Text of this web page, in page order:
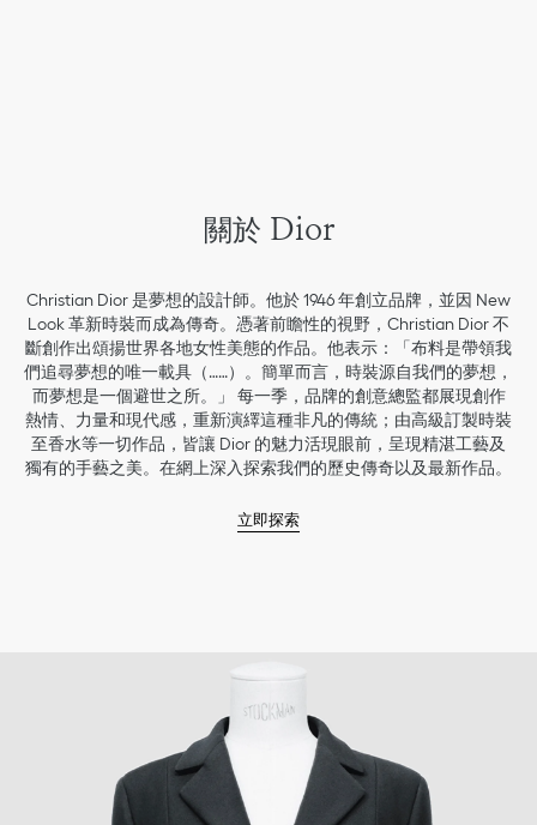
關於 Dior
Christian Dior 是夢想的設計師。他於 1946 年創立品牌，並因 New
Look 革新時裝而成為傳奇。憑著前瞻性的視野，Christian Dior 不
斷創作出頌揚世界各地女性美態的作品。他表示：「布料是帶領我
們追尋夢想的唯一載具（……）。簡單而言，時裝源自我們的夢想，
而夢想是一個避世之所。」 每一季，品牌的創意總監都展現創作
熱情、力量和現代感，重新演繹這種非凡的傳統；由高級訂製時裝
至香水等一切作品，皆讓 Dior 的魅力活現眼前，呈現精湛工藝及
獨有的手藝之美。在網上深入探索我們的歷史傳奇以及最新作品。
立即探索